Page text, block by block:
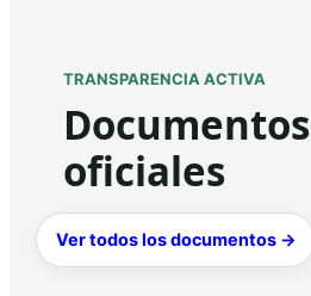
TRANSPARENCIA ACTIVA
Documentos
oficiales
Ver todos los documentos →